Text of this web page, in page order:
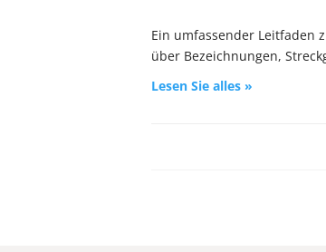
Ein umfassender Leitfaden
über Bezeichnungen,
Lesen Sie alles »